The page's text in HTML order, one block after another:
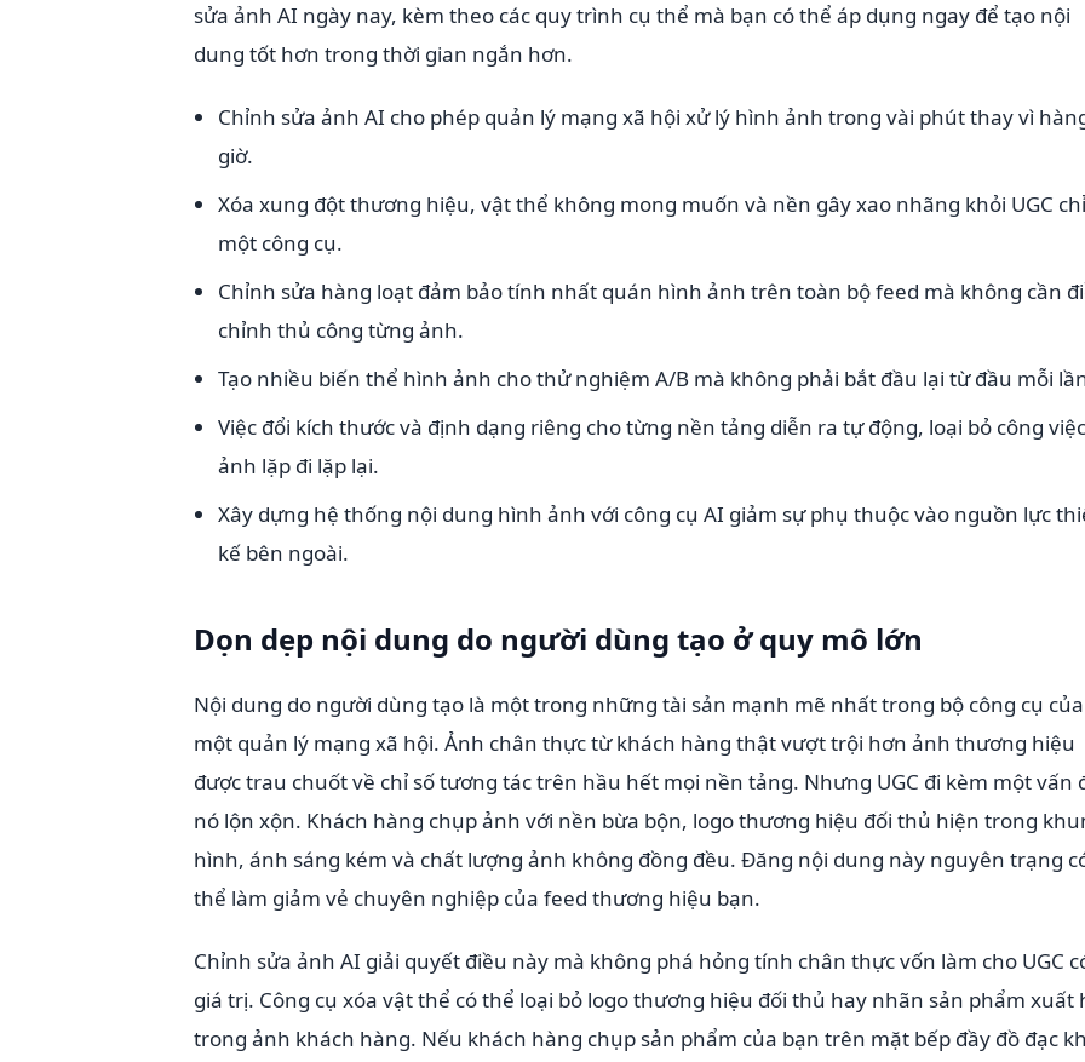
sửa ảnh AI ngày nay, kèm theo các quy trình cụ thể mà bạn có thể áp dụng ngay để tạo nội
dung tốt hơn trong thời gian ngắn hơn.
Chỉnh sửa ảnh AI cho phép quản lý mạng xã hội xử lý hình ảnh trong vài phút thay vì
giờ.
Xóa xung đột thương hiệu, vật thể không mong muốn và nền gây xao nhãng khỏi UGC
một công cụ.
Chỉnh sửa hàng loạt đảm bảo tính nhất quán hình ảnh trên toàn bộ feed mà không cần
chỉnh thủ công từng ảnh.
Tạo nhiều biến thể hình ảnh cho thử nghiệm A/B mà không phải bắt đầu lại từ đầu mỗi
Việc đổi kích thước và định dạng riêng cho từng nền tảng diễn ra tự động, loại bỏ công
ảnh lặp đi lặp lại.
Xây dựng hệ thống nội dung hình ảnh với công cụ AI giảm sự phụ thuộc vào nguồn lực
kế bên ngoài.
Dọn dẹp nội dung do người dùng tạo ở quy mô lớn
Nội dung do người dùng tạo là một trong những tài sản mạnh mẽ nhất trong bộ công cụ của
một quản lý mạng xã hội. Ảnh chân thực từ khách hàng thật vượt trội hơn ảnh thương hiệu
được trau chuốt về chỉ số tương tác trên hầu hết mọi nền tảng. Nhưng UGC đi kèm một vấn
nó lộn xộn. Khách hàng chụp ảnh với nền bừa bộn, logo thương hiệu đối thủ hiện trong
hình, ánh sáng kém và chất lượng ảnh không đồng đều. Đăng nội dung này nguyên trạng
thể làm giảm vẻ chuyên nghiệp của feed thương hiệu bạn.
Chỉnh sửa ảnh AI giải quyết điều này mà không phá hỏng tính chân thực vốn làm cho UGC
giá trị. Công cụ xóa vật thể có thể loại bỏ logo thương hiệu đối thủ hay nhãn sản phẩm xuất
trong ảnh khách hàng. Nếu khách hàng chụp sản phẩm của bạn trên mặt bếp đầy đồ đạc